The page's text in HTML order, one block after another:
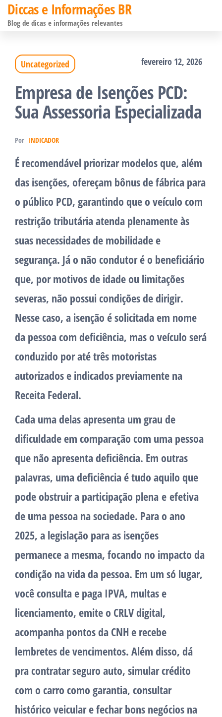
Pular
para
conteúdo
Diccas e Informações BR
Blog de dicas e informações relevantes
Uncategorized fevereiro 12, 2026
Empresa de Isenções PCD:
Sua Assessoria Especializada
Por INDICADOR
É recomendável priorizar modelos que, além
das isenções, ofereçam bônus de fábrica para
o público PCD, garantindo que o veículo com
restrição tributária atenda plenamente às
suas necessidades de mobilidade e
segurança. Já o não condutor é o beneficiário
que, por motivos de idade ou limitações
severas, não possui condições de dirigir.
Nesse caso, a isenção é solicitada em nome
da pessoa com deficiência, mas o veículo será
conduzido por até três motoristas
autorizados e indicados previamente na
Receita Federal.
Cada uma delas apresenta um grau de
dificuldade em comparação com uma pessoa
que não apresenta deficiência. Em outras
palavras, uma deficiência é tudo aquilo que
pode obstruir a participação plena e efetiva
de uma pessoa na sociedade. Para o ano
2025, a legislação para as isenções
permanece a mesma, focando no impacto da
condição na vida da pessoa. Em um só lugar,
você consulta e paga IPVA, multas e
licenciamento, emite o CRLV digital,
acompanha pontos da CNH e recebe
lembretes de vencimentos. Além disso, dá
pra contratar seguro auto, simular crédito
com o carro como garantia, consultar
histórico veicular e fechar bons negócios na